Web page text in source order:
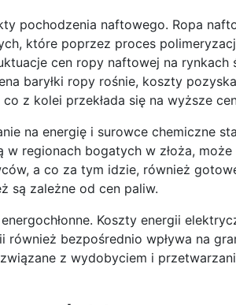
pochodzenia naftowego. Ropa
które poprzez proces
cen ropy naftowej na rynkach
baryłki ropy rośnie, koszty
z kolei przekłada się na wyższe
na energię i surowce chemiczne
regionach bogatych w złoża,
a co za tym idzie, również
są zależne od cen paliw.
Koszty energii
bezpośrednio wpływa na
z wydobyciem i